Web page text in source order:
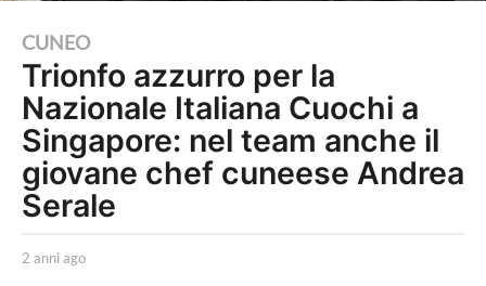
2
a
n
n
i
a
g
o
CUNEO
Trionfo azzurro per la
Nazionale Italiana Cuochi a
Singapore: nel team anche il
giovane chef cuneese Andrea
Serale
b
2 anni ago